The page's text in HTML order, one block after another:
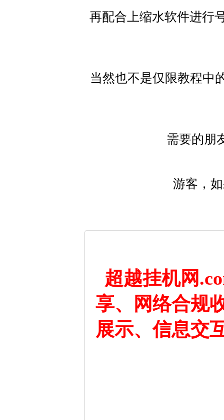
再配合上缩水软件进行
当然也不是仅限教程中
需要的朋
游客，
超越挂机网
享、网络合规
展示、信息交